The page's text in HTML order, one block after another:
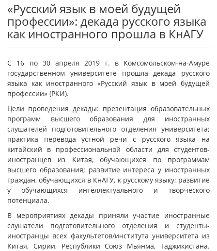
«Русский язык в моей будущей
профессии»: декада русского языка
как иностранного прошла в КнАГУ
С 16 по 30 апреля 2019 г. в Комсомольском-на-Амуре
государственном университете прошла декада русского
языка как иностранного «Русский язык в моей будущей
профессии» (РКИ).
Цели проведения декады: презентация образовательных
программ высшего образования для иностранных
слушателей подготовительного отделения университета;
практика перевода устной речи с русского языка на
китайский в профессиональной области для студентов-
иностранцев из Китая, обучающихся по программам
высшего образования; развитие интереса у иностранных
граждан, обучающихся в КнАГУ, к русскому языку; развитие
у обучающихся интеллектуального и творческого
потенциала.
В мероприятиях декады приняли участие иностранные
слушатели подготовительного отделения и студенты-
иностранцы всех факультетов/института университета из
Китая, Сирии, Республики Союз Мьянма, Таджикистана.